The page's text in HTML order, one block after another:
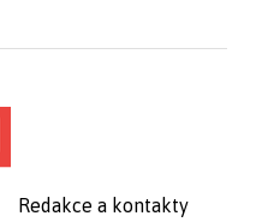
Redakce a kontakty